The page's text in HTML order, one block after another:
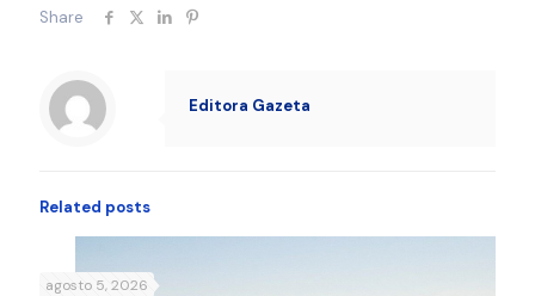
Share
Editora Gazeta
Related posts
agosto 5, 2026